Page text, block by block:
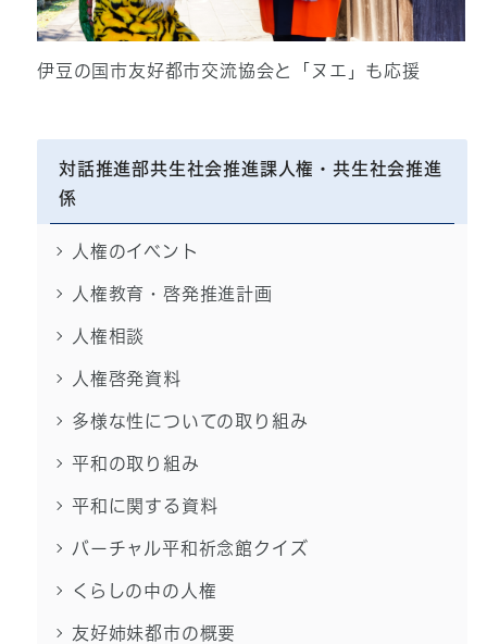
伊豆の国市友好都市交流協会と「ヌエ」も応援
対話推進部共生社会推進課人権・共生社会推進
係
人権のイベント
人権教育・啓発推進計画
人権相談
人権啓発資料
多様な性についての取り組み
平和の取り組み
平和に関する資料
バーチャル平和祈念館クイズ
くらしの中の人権
友好姉妹都市の概要